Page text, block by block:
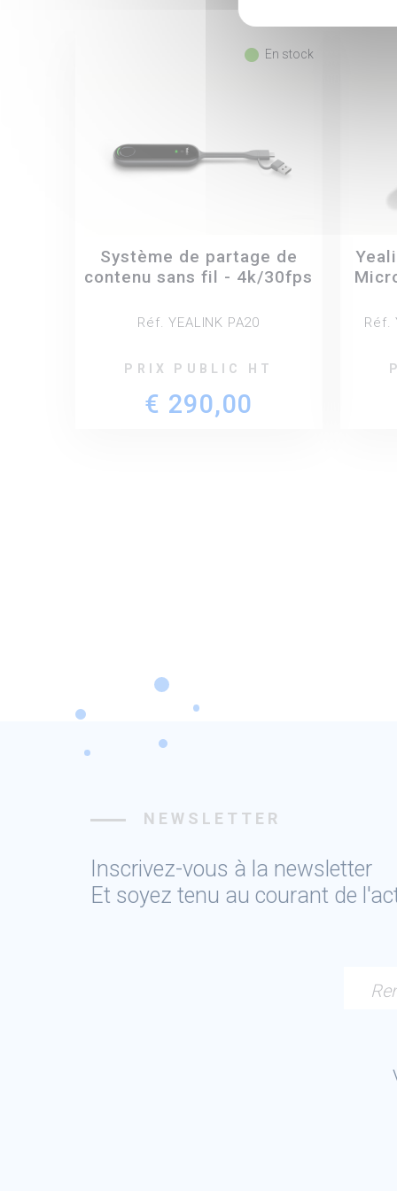
fiber_manual_record En stock
Système de partage de
contenu sans fil - 4k/30fps
Réf. YEALINK PA20
PRIX PUBLIC HT
€ 290,00
Réf.
NEWSLETTER
Inscrivez-vous à la newsletter
Et soyez tenu au courant de